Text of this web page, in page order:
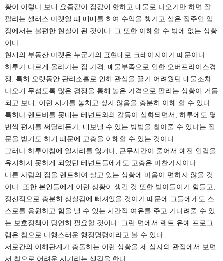
황이 이렇다 보니 요즘같이 집값이 핫하고 매물로 나오기만 하면 잘
팔리는 셀러스 마켓일 때 매매를 하여 수익을 챙기고 싶은 집주인 입
장에서는 불편한 현실이 된 것이다. 그 또한 이해할 수 밖에 없는 상황
이다.
현재의 부동산 마켓은 누군가의 표현대로 크레이지이기 때문이다.
하루가 다르게 올라가는 집 가격, 매물부족으로 인한 오버프라이스경
쟁, 특히 오랫동안 관리소홀로 인해 관심을 끌기 어려웠던 매물조차
나오기 무섭도록 많은 경쟁을 통해 높은 가격으로 팔리는 상황이 거듭
되고 보니, 이런 시기를 놓치고 싶지 않음을 충분히 이해 할 수 있다.
특히나 렌트비를 못내는 테넌트와의 갈등이 심화되면서, 하루에도 몇
번씩 편지를 써달라든가, 내보낼 수 있는 방법을 찾아줄 수 있냐는 질
문을 받기도 하기 때문에 고충을 이해할 수 있는 것이다.
그러나 하루아침에 일자리를 잃거나, 근무시간이 줄어서 예전 인컴을
유지하지 못하게 되었던 테넌트들에게도 고충은 마찬가지이다.
다른 사람의 집을 렌트하여 살고 있는 상황에 마음이 편하지 않을 것
이다. 또한 본인들에게 이런 상황이 생긴 것 또한 받아들이기 힘들고,
정신적으로 충분히 상실감에 빠져있을 것이기 때문에 그들에게도 스
스로를 응원하고 힘을 낼 수 있는 시간적 여유를 주고 기다려줄 수 있
는 보호정책이 당연히 필요할 것이다. 그런 면에서 렌트 유예 프로그
램은 참으로 다행스러운 행정명령이라고 볼 수 있다.
서로간의 이해관계가 충돌하는 이런 상황을 제 삼자의 관점에서 보면
서 참으로 어려운 시기라는 생각을 한다.